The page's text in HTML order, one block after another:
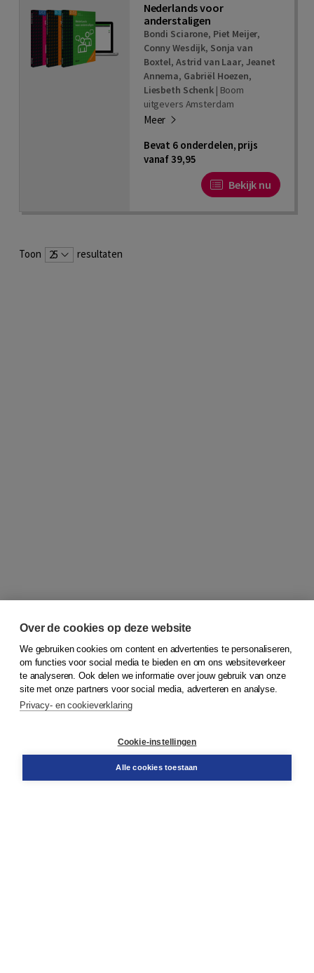
Nederlands voor
anderstaligen
Bondi Sciarone, Piet Meijer,
Conny Wesdijk, Sonja van
Boxtel, Astrid van Laar, Jeanet
Annema, Gabriël Hoezen,
Liesbeth Schenk| Boom
uitgevers Amsterdam
Meer
Bevat 6 onderdelen, prijs
vanaf 39,95
Bekijk nu
Toon 25 resultaten
© 2026Koninklijke Boom uitgevers
Bestellen
Over de cookies op deze website
We gebruiken cookies om content en advertenties te personaliseren,
om functies voor social media te bieden en om ons websiteverkeer
te analyseren. Ook delen we informatie over jouw gebruik van onze
site met onze partners voor social media, adverteren en analyse.
Privacy- en cookieverklaring
Cookie-instellingen
Alle cookies toestaan